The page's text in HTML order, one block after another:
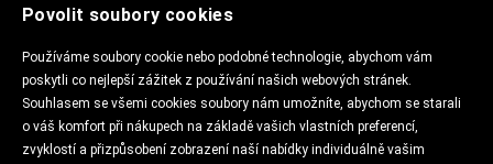
Povolit soubory cookies
Používáme soubory cookie nebo podobné technologie, abychom vám
poskytli co nejlepší zážitek z používání našich webových stránek.
Souhlasem se všemi cookies soubory nám umožníte, abychom se starali
o váš komfort při nákupech na základě vašich vlastních preferencí,
zvyklostí a přizpůsobení zobrazení naší nabídky individuálně vašim